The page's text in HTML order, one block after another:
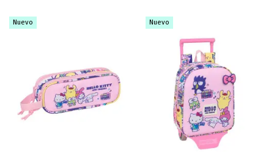
Nuevo Nuevo